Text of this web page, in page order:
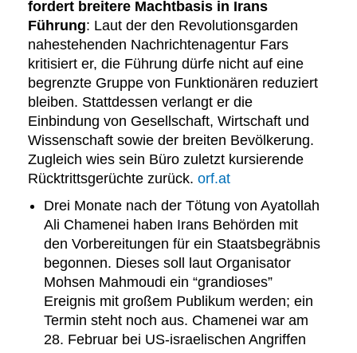
fordert breitere Machtbasis in Irans
Führung: Laut der den Revolutionsgarden
nahestehenden Nachrichtenagentur Fars
kritisiert er, die Führung dürfe nicht auf eine
begrenzte Gruppe von Funktionären reduziert
bleiben. Stattdessen verlangt er die
Einbindung von Gesellschaft, Wirtschaft und
Wissenschaft sowie der breiten Bevölkerung.
Zugleich wies sein Büro zuletzt kursierende
Rücktrittsgerüchte zurück. orf.at
Drei Monate nach der Tötung von Ayatollah
Ali Chamenei haben Irans Behörden mit
den Vorbereitungen für ein Staatsbegräbnis
begonnen. Dieses soll laut Organisator
Mohsen Mahmoudi ein “grandioses”
Ereignis mit großem Publikum werden; ein
Termin steht noch aus. Chamenei war am
28. Februar bei US-israelischen Angriffen